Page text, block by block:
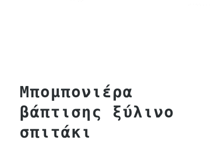
Μπομπονιέρα
βάπτισης ξύλινο
σπιτάκι